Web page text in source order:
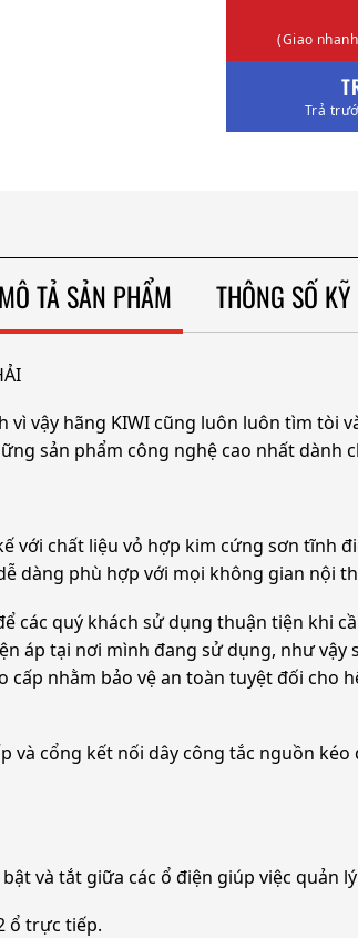
(Giao
Trả
MÔ TẢ SẢN PHẨM THÔNG SỐ
vậy hãng KIWI cũng luôn luôn tìm tòi
sản phẩm công nghệ cao nhất dành
với chất liệu vỏ hợp kim cứng sơn tĩnh
dàng phù hợp với mọi không gian nội
các quý khách sử dụng thuận tiện khi
áp tại nơi mình đang sử dụng, như
cấp nhằm bảo vệ an toàn tuyệt đối
và cổng kết nối dây công tắc nguồn
và tắt giữa các ổ điện giúp việc quản
ổ trực tiếp.